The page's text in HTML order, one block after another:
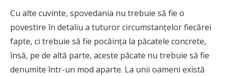
Cu alte cuvinte, spovedania nu trebuie să fie o
povestire în detaliu a tuturor circumstanțelor fiecărei
fapte, ci trebuie să fie pocăința la păcatele concrete,
însă, pe de altă parte, aceste păcate nu trebuie să fie
denumite într-un mod aparte. La unii oameni există